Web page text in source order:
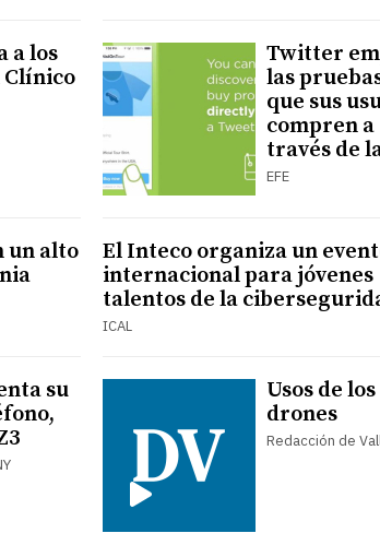
a los
Clínico
Twitter
las
que sus
compren a
través de
EFE
un alto
El Inteco organiza un
internacional para jóvenes
talentos de la
ICAL
su
Usos de los
drones
Redacción de